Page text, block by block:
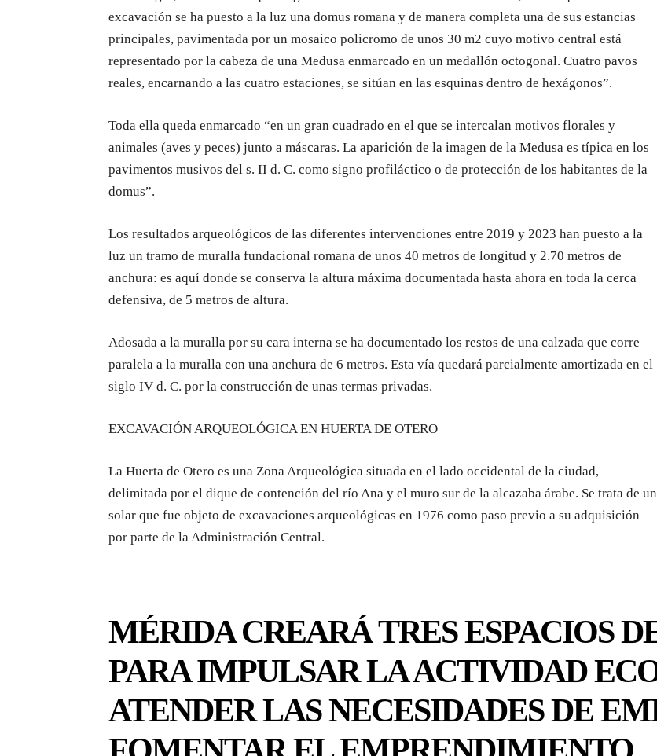
excavación se ha puesto a la luz una domus romana y de manera completa una de sus estancias
principales, pavimentada por un mosaico policromo de unos 30 m2 cuyo motivo central está
representado por la cabeza de una Medusa enmarcado en un medallón octogonal. Cuatro pavos
reales, encarnando a las cuatro estaciones, se sitúan en las esquinas dentro de hexágonos”.
Toda ella queda enmarcado “en un gran cuadrado en el que se intercalan motivos florales y
animales (aves y peces) junto a máscaras. La aparición de la imagen de la Medusa es típica en los
pavimentos musivos del s. II d. C. como signo profiláctico o de protección de los habitantes de la
domus”.
Los resultados arqueológicos de las diferentes intervenciones entre 2019 y 2023 han puesto a la
luz un tramo de muralla fundacional romana de unos 40 metros de longitud y 2.70 metros de
anchura: es aquí donde se conserva la altura máxima documentada hasta ahora en toda la cerca
defensiva, de 5 metros de altura.
Adosada a la muralla por su cara interna se ha documentado los restos de una calzada que corre
paralela a la muralla con una anchura de 6 metros. Esta vía quedará parcialmente amortizada en el
siglo IV d. C. por la construcción de unas termas privadas.
EXCAVACIÓN ARQUEOLÓGICA EN HUERTA DE OTERO
La Huerta de Otero es una Zona Arqueológica situada en el lado occidental de la ciudad,
delimitada por el dique de contención del río Ana y el muro sur de la alcazaba árabe. Se trata de un
solar que fue objeto de excavaciones arqueológicas en 1976 como paso previo a su adquisición
por parte de la Administración Central.